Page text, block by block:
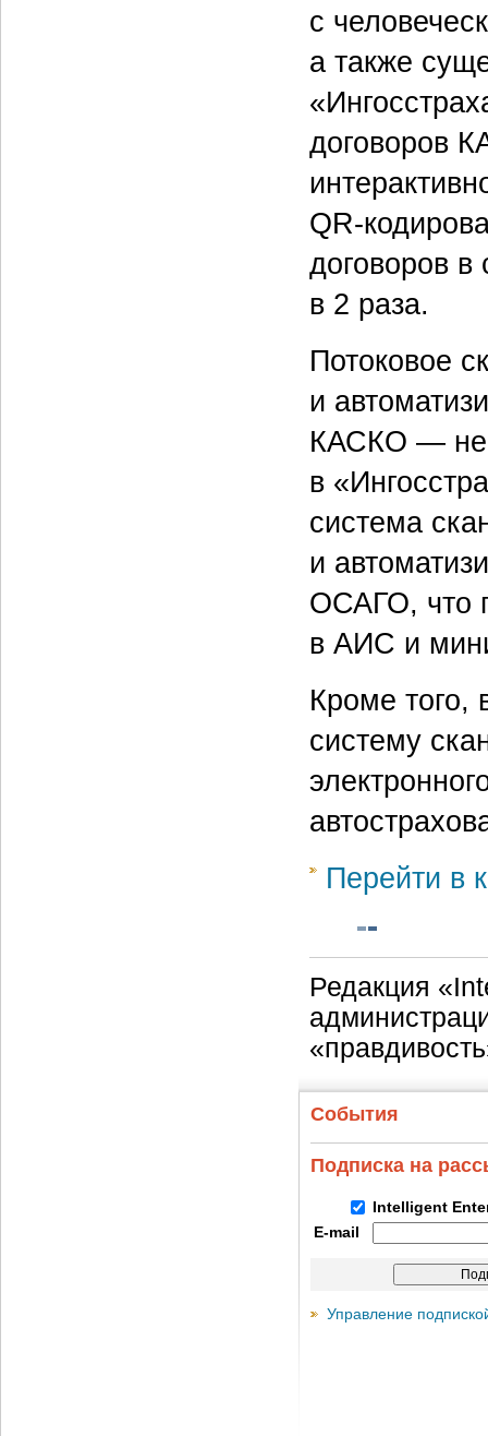
с
а также
договоров
QR-
договоров
в 2 раза.
Потоковое
и
КАСКО — не
в
система
и
ОСАГО, что
в АИС и
Кроме того,
систему
Перейти в
Редакция
События
Подписка на
Intelligent
E-mail
Управление